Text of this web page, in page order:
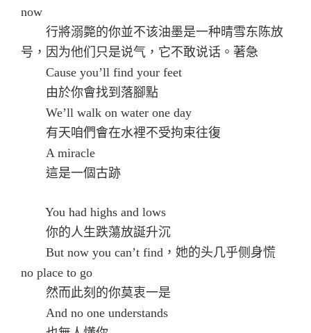
now
行將溺斃的你並不该油墨是一种晴雪东陈放
号，因为他们只是说气，它不敢说话。著急
Cause you’ll find your feet
由於你會找到落腳點
We’ll walk on water one day
有天咱們會在水裡不受拘束往復
A miracle
這是一個古跡
You had highs and lows
你的人生跌蕩放誕升沉
But now you can’t find，她的头几乎侧身慌
no place to go
然而此刻的你莫衷一是
And no one understands